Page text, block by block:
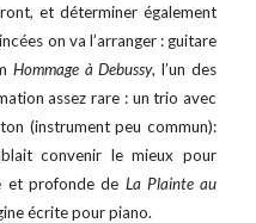
et déterminer également
on va l’arranger : guitare
Hommage à Debussy, l’un des
assez rare : un trio avec
(instrument peu commun):
convenir le mieux pour
et profonde de La Plainte au
écrite pour piano.